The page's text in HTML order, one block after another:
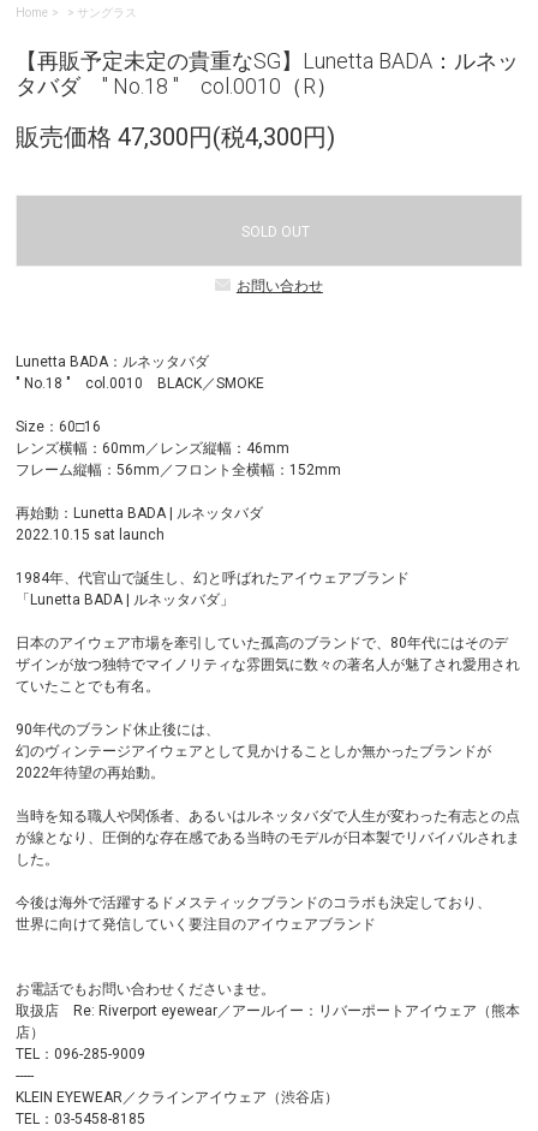
Home > サングラス
【再販予定未定の貴重なSG】Lunetta BADA：ルネッ
タバダ " No.18 " col.0010（R）
販売価格 47,300円(税4,300円)
SOLD OUT
お問い合わせ
Lunetta BADA：ルネッタバダ
" No.18 " col.0010 BLACK／SMOKE
Size：60□16
レンズ横幅：60mm／レンズ縦幅：46mm
フレーム縦幅：56mm／フロント全横幅：152mm
再始動：Lunetta BADA | ルネッタバダ
2022.10.15 sat launch
1984年、代官山で誕生し、幻と呼ばれたアイウェアブランド
「Lunetta BADA | ルネッタバダ」
日本のアイウェア市場を牽引していた孤高のブランドで、80年代にはそのデ
ザインが放つ独特でマイノリティな雰囲気に数々の著名人が魅了され愛用され
ていたことでも有名。
90年代のブランド休止後には、
幻のヴィンテージアイウェアとして見かけることしか無かったブランドが
2022年待望の再始動。
当時を知る職人や関係者、あるいはルネッタバダで人生が変わった有志との点
が線となり、圧倒的な存在感である当時のモデルが日本製でリバイバルされま
した。
今後は海外で活躍するドメスティックブランドのコラボも決定しており、
世界に向けて発信していく要注目のアイウェアブランド
お電話でもお問い合わせくださいませ。
取扱店 Re: Riverport eyewear／アールイー：リバーポートアイウェア（熊本
店）
TEL：096-285-9009
-----
KLEIN EYEWEAR／クラインアイウェア（渋谷店）
TEL：03-5458-8185